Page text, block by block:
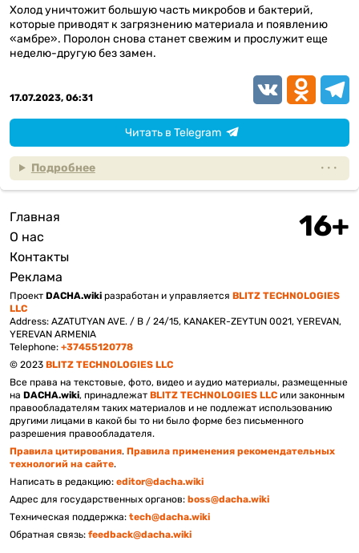
Холод уничтожит большую часть микробов и бактерий,
которые приводят к загрязнению материала и появлению
«амбре». Поролон снова станет свежим и прослужит еще
неделю-другую без замен.
17.07.2023, 06:31
VK
Читать в Telegram
Подробнее
Подвал
Главная
О нас
Контакты
Реклама
Проект DACHA.wiki разработан и управляется BLITZ TECHNOLOGIES
LLC
Address: AZATUTYAN AVE. / B / 24/15, KANAKER-ZEYTUN 0021, YEREVAN,
YEREVAN ARMENIA
Telephone: +37455120778
© 2023 BLITZ TECHNOLOGIES LLC
Все права на текстовые, фото, видео и аудио материалы, размещенные
на DACHA.wiki, принадлежат BLITZ TECHNOLOGIES LLC или законным
правообладателям таких материалов и не подлежат использованию
другими лицами в какой бы то ни было форме без письменного
разрешения правообладателя.
Правила цитирования. Правила применения рекомендательных
технологий на сайте.
Написать в редакцию: editor@dacha.wiki
Адрес для государственных органов: boss@dacha.wiki
Техническая поддержка: tech@dacha.wiki
Обратная связь: feedback@dacha.wiki